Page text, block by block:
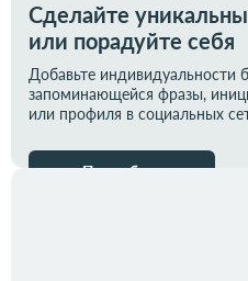
Сделайте
или порадуйте себя
Добавьте
запоминающейся фразы,
или профиля в социальных
Подробнее